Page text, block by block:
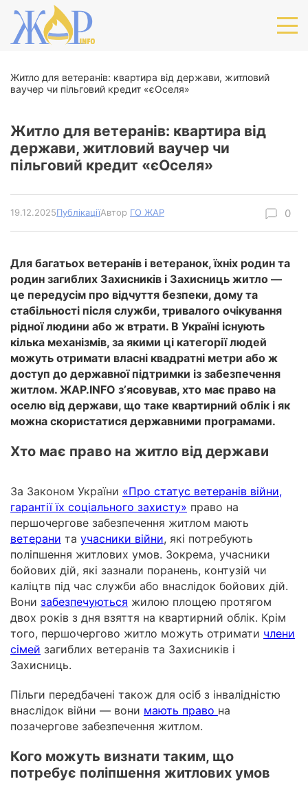
Житло для ветеранів: квартира від держави, житловий
ваучер чи пільговий кредит «єОселя»
Житло для ветеранів: квартира від
держави, житловий ваучер чи
пільговий кредит «єОселя»
19.12.2025ПублікаціїАвтор ГО ЖАР
Для багатьох ветеранів і ветеранок, їхніх родин та
родин загиблих Захисників і Захисниць житло —
це передусім про відчуття безпеки, дому та
стабільності після служби, тривалого очікування
рідної людини або ж втрати. В Україні існують
кілька механізмів, за якими ці категорії людей
можуть отримати власні квадратні метри або ж
доступ до державної підтримки із забезпечення
житлом. ЖАР.INFO зʼясовував, хто має право на
оселю від держави, що таке квартирний облік і як
можна скористатися державними програмами.
Хто має право на житло від держави
За Законом України «Про статус ветеранів війни,
гарантії їх соціального захисту» право на
першочергове забезпечення житлом мають
ветерани та учасники війни, які потребують
поліпшення житлових умов. Зокрема, учасники
бойових дій, які зазнали поранень, контузій чи
каліцтв під час служби або внаслідок бойових дій.
Вони забезпечуються жилою площею протягом
двох років з дня взяття на квартирний облік. Крім
того, першочергово житло можуть отримати члени
сімей загиблих ветеранів та Захисників і
Захисниць.
Пільги передбачені також для осіб з інвалідністю
внаслідок війни — вони мають право на
позачергове забезпечення житлом.
Кого можуть визнати таким, що
потребує поліпшення житлових умов